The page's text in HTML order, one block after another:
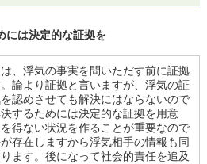
には決定的な証拠を
、浮気の事実を問いただす前に証拠
論より証拠と言いますが、浮気の証
認めさせても解決にはならないので
するためには決定的な証拠を用意
得ない状況を作ることが重要なので
存在しますから浮気相手の情報も同
ます。後になって社会的責任を追及